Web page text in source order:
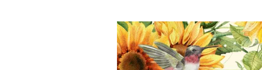
Dzień Działkowca 2024
Dzień Działkowca 2025